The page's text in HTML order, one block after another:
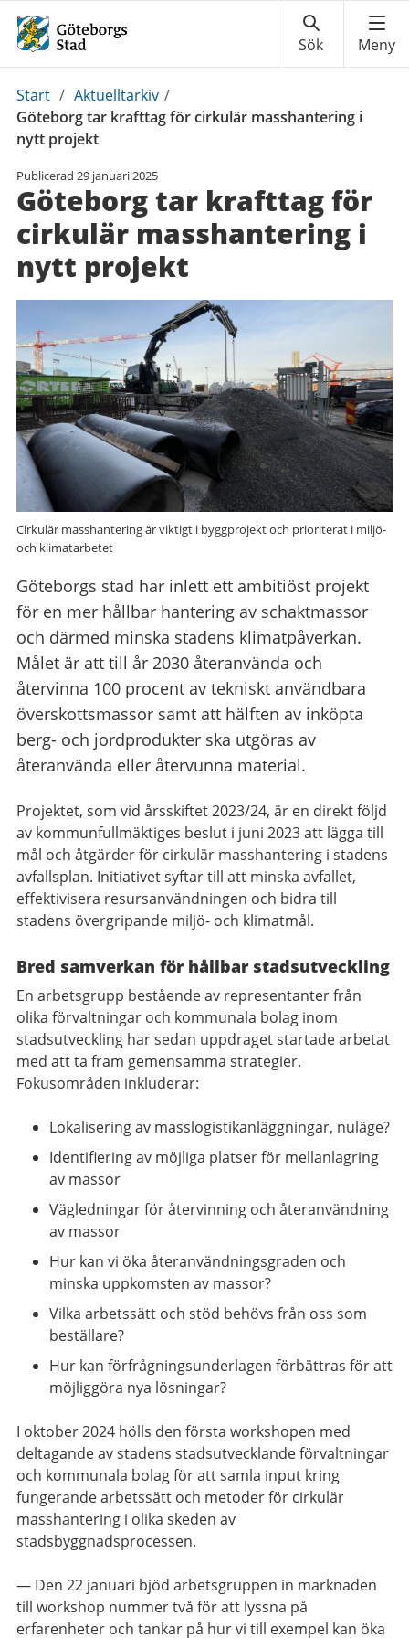
Du
är
här:
Start / Aktuelltarkiv /
Göteborg tar krafttag för cirkulär masshantering i
nytt projekt
Publicerad 29 januari 2025
Göteborg tar krafttag för
cirkulär masshantering i
nytt projekt
Cirkulär masshantering är viktigt i byggprojekt och prioriterat i miljö-
och klimatarbetet
Göteborgs stad har inlett ett ambitiöst projekt
för en mer hållbar hantering av schaktmassor
och därmed minska stadens klimatpåverkan.
Målet är att till år 2030 återanvända och
återvinna 100 procent av tekniskt användbara
överskottsmassor samt att hälften av inköpta
berg- och jordprodukter ska utgöras av
återanvända eller återvunna material.
Projektet, som vid årsskiftet 2023/24, är en direkt följd
av kommunfullmäktiges beslut i juni 2023 att lägga till
mål och åtgärder för cirkulär masshantering i stadens
avfallsplan. Initiativet syftar till att minska avfallet,
effektivisera resursanvändningen och bidra till
stadens övergripande miljö- och klimatmål.
Bred samverkan för hållbar stadsutveckling
En arbetsgrupp bestående av representanter från
olika förvaltningar och kommunala bolag inom
stadsutveckling har sedan uppdraget startade arbetat
med att ta fram gemensamma strategier.
Fokusområden inkluderar:
Lokalisering av masslogistikanläggningar, nuläge?
Identifiering av möjliga platser för mellanlagring
av massor
Vägledningar för återvinning och återanvändning
av massor
Hur kan vi öka återanvändningsgraden och
minska uppkomsten av massor?
Vilka arbetssätt och stöd behövs från oss som
beställare?
Hur kan förfrågningsunderlagen förbättras för att
möjliggöra nya lösningar?
I oktober 2024 hölls den första workshopen med
deltagande av stadens stadsutvecklande förvaltningar
och kommunala bolag för att samla input kring
fungerande arbetssätt och metoder för cirkulär
masshantering i olika skeden av
stadsbyggnadsprocessen.
— Den 22 januari bjöd arbetsgruppen in marknaden
till workshop nummer två för att lyssna på
erfarenheter och tankar på hur vi till exempel kan öka